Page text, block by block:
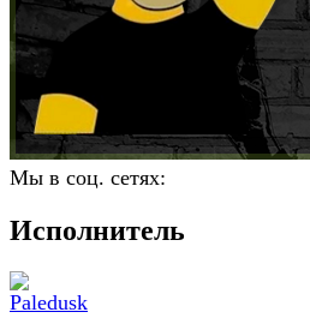
Мы в соц. сетях:
Исполнитель